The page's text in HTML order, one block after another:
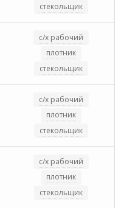
стекольщик
с/х рабочий
плотник
стекольщик
с/х рабочий
плотник
стекольщик
с/х рабочий
плотник
стекольщик